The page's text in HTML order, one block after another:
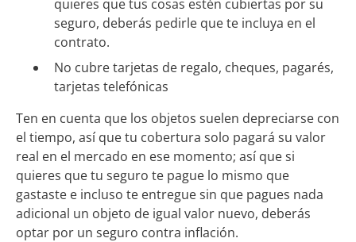
quieres que tus cosas estén cubiertas por su
seguro, deberás pedirle que te incluya en el
contrato.
No cubre tarjetas de regalo, cheques, pagarés,
tarjetas telefónicas
Ten en cuenta que los objetos suelen depreciarse con
el tiempo, así que tu cobertura solo pagará su valor
real en el mercado en ese momento; así que si
quieres que tu seguro te pague lo mismo que
gastaste e incluso te entregue sin que pagues nada
adicional un objeto de igual valor nuevo, deberás
optar por un seguro contra inflación.